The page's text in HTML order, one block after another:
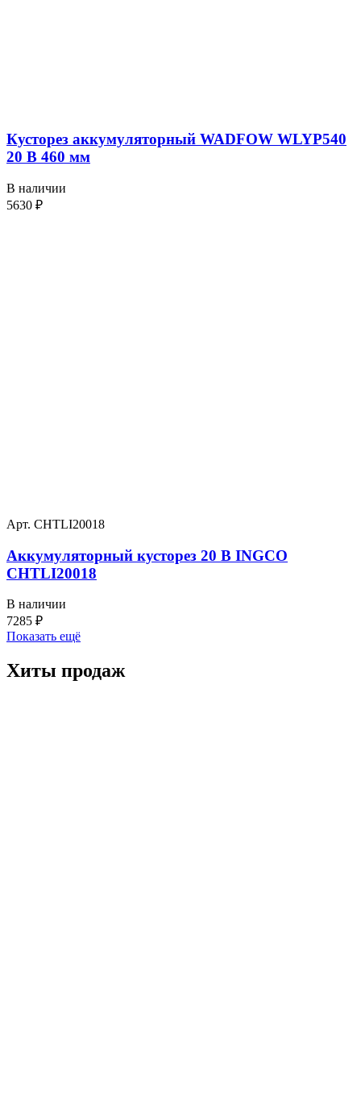
Кусторез аккумуляторный WADFOW WLYP540
20 В 460 мм
В наличии
5630 ₽
Арт. CHTLI20018
Аккумуляторный кусторез 20 В INGCO
CHTLI20018
В наличии
7285 ₽
Показать ещё
Хиты продаж